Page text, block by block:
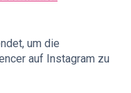
um die
auf Instagram zu